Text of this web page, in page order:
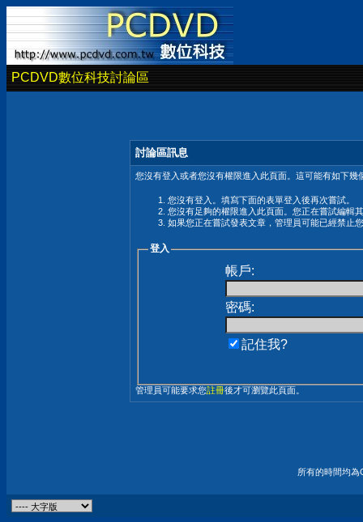
PCDVD數位科技討論區
討論區訊息
您沒有登入或者您沒有權限進入此頁面。這可能有如下幾
您沒有登入。填寫下面的表單登入後再次嘗試。
您沒有足夠的權限進入此頁面。您正在嘗試編輯
如果您正在嘗試發表文章，管理員可能已經禁止
登入
帳戶:
密碼:
記住我?
管理員可能要求您註冊後才可瀏覽此頁面。
所有的時間均為